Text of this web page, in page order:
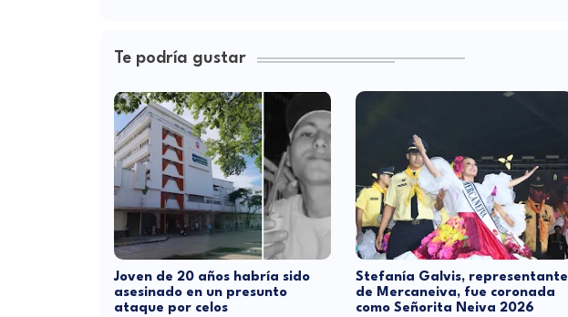
Te podría gustar
Joven de 20 años habría sido
asesinado en un presunto
ataque por celos
Stefanía Galvis, representante
de Mercaneiva, fue coronada
como Señorita Neiva 2026